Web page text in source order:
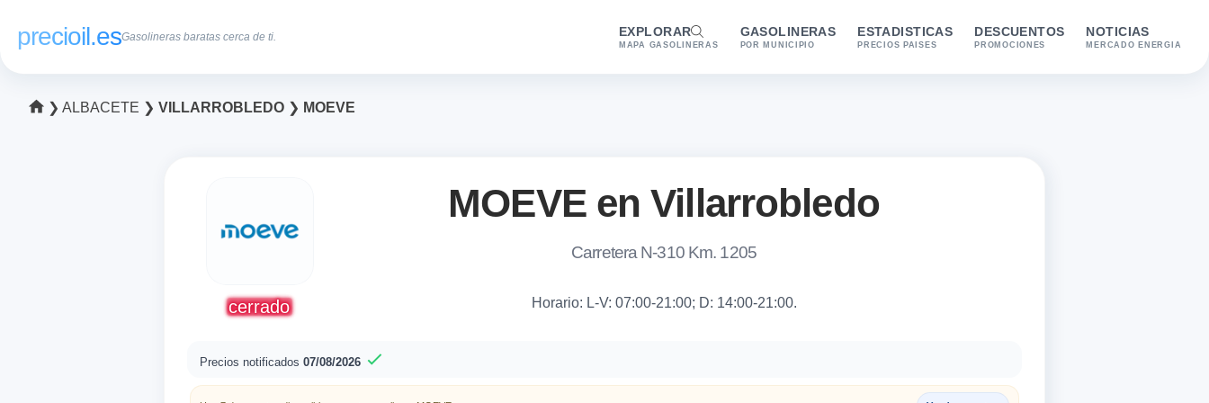
precioil.esGasolineras baratas cerca de ti. EXPLORAR
MAPA GASOLINERAS
GASOLINERAS
POR MUNICIPIO
ESTADISTICAS
PRECIOS PAISES
DESCUENTOS
PROMOCIONES
NOTICIAS
MERCADO ENERGIA
❯ ALBACETE ❯ VILLARROBLEDO ❯ MOEVE
cerrado
MOEVE en Villarrobledo
Carretera N-310 Km. 1205
Horario: L-V: 07:00-21:00; D: 14:00-21:00.
Precios notificados07/08/2026